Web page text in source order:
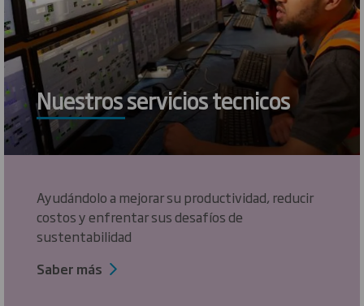
Nuestros servicios tecnicos
Ayudándolo a mejorar su productividad, reducir
costos y enfrentar sus desafíos de
sustentabilidad
Saber más